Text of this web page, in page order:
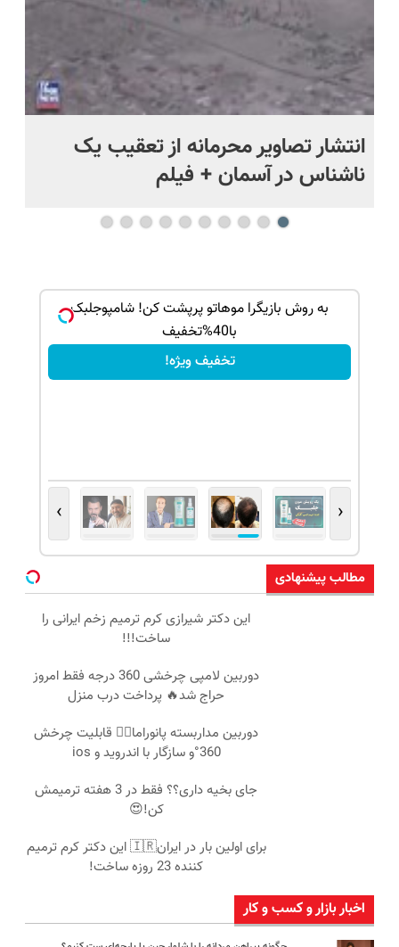
انتشار تصاویر محرمانه از تعقیب یک
ناشناس در آسمان + فیلم
به روش بازیگرا موهاتو پرپشت کن! شامپوجلبک
با40%تخفیف
تخفیف ویژه!
‹
›
مطالب پیشنهادی
این دکتر شیرازی کرم ترمیم زخم ایرانی را
ساخت!!!
دوربین لامپی چرخشی 360 درجه فقط امروز
حراج شد🔥 پرداخت درب منزل
دوربین مداربسته پانوراما👈🏻 قابلیت چرخش
360°و سازگار با اندروید و ios
جای بخیه داری؟؟ فقط در 3 هفته ترمیمش
کن!😍
برای اولین بار در ایران🇮🇷 این دکتر کرم ترمیم
کننده 23 روزه ساخت!
اخبار بازار و کسب و کار